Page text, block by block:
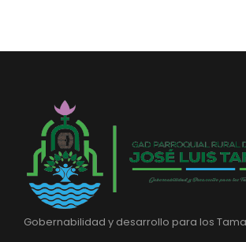
Gobernabilidad y desarrollo para los